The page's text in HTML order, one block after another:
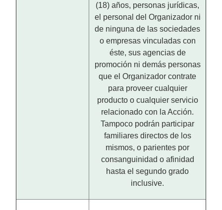
(18) años, personas jurídicas,
el personal del Organizador ni
de ninguna de las sociedades
o empresas vinculadas con
éste, sus agencias de
promoción ni demás personas
que el Organizador contrate
para proveer cualquier
producto o cualquier servicio
relacionado con la Acción.
Tampoco podrán participar
familiares directos de los
mismos, o parientes por
consanguinidad o afinidad
hasta el segundo grado
inclusive.